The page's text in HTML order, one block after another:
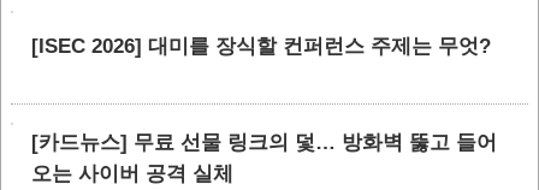
[ISEC 2026] 대미를 장식할 컨퍼런스 주제는 무엇?
[카드뉴스] 무료 선물 링크의 덫… 방화벽 뚫고 들어
오는 사이버 공격 실체